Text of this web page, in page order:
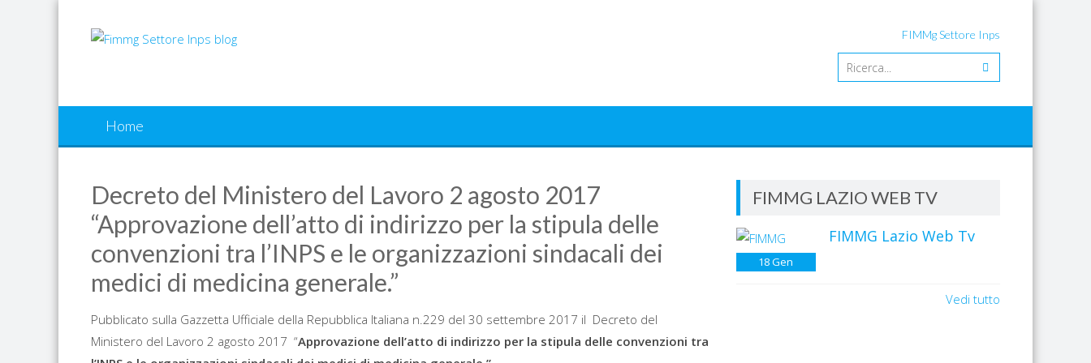
FIMMg Settore Inps
Home
Decreto del Ministero del Lavoro 2 agosto 2017
“Approvazione dell’atto di indirizzo per la stipula delle
convenzioni tra l’INPS e le organizzazioni sindacali dei
medici di medicina generale.”
Pubblicato sulla Gazzetta Ufficiale della Repubblica Italiana n.229 del 30 settembre 2017 il Decreto del
Ministero del Lavoro 2 agosto 2017 “Approvazione dell’atto di indirizzo per la stipula delle convenzioni tra
FIMMG LAZIO WEB TV
18Gen
FIMMG Lazio Web Tv
Vedi tutto